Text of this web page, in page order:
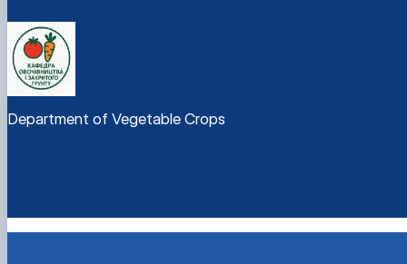
Department of Vegetable Crops